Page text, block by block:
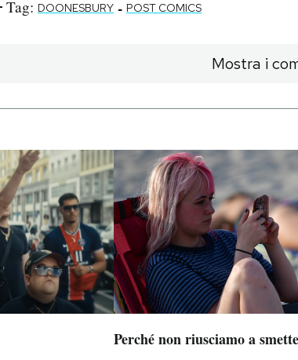
Tag: DOONESBURY - POST COMICS
Mostra i
Perché non riusciamo a